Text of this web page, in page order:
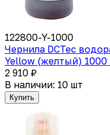
122800-Y-1000
Чернила DCTec
Yellow (желтый) 1000
2 910 ₽
В наличии: 10 шт
Купить